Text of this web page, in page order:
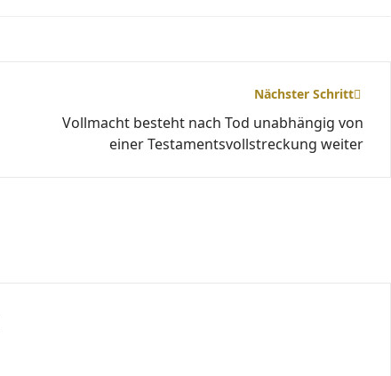
Nächster Schritt
Vollmacht besteht nach Tod unabhängig von
einer Testamentsvollstreckung weiter